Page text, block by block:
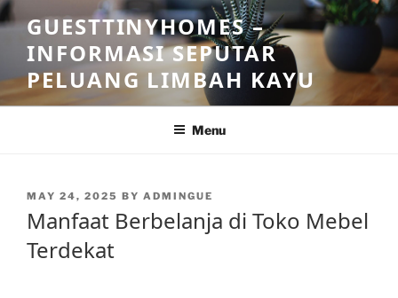
Skip
to
content
GUESTTINYHOMES –
INFORMASI SEPUTAR
PELUANG LIMBAH KAYU
Menu
POSTED
MAY 24, 2025 BY ADMINGUE
Manfaat Berbelanja di Toko Mebel
Terdekat